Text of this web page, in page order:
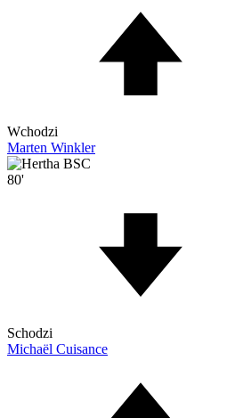
Wchodzi
Marten Winkler
80'
Schodzi
Michaël Cuisance